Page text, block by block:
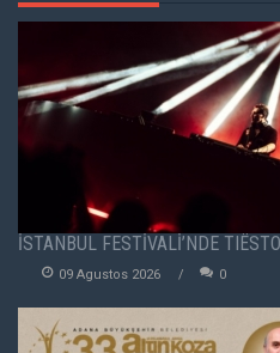
İSTANBUL FESTİVALİ’NDE
09 Agustos 2026 0